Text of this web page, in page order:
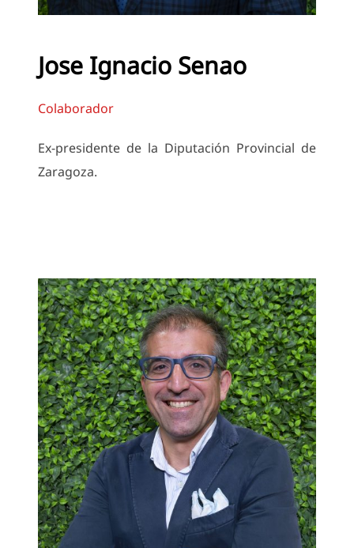
Jose Ignacio Senao
Colaborador
Ex-presidente de la Diputación Provincial de
Zaragoza.